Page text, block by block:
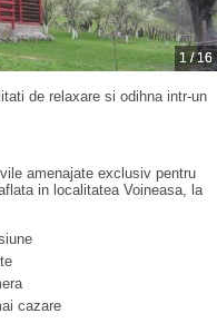
1/16
de relaxare si odihna intr-un
amenajate exclusiv pentru
in localitatea Voineasa, la
cazare